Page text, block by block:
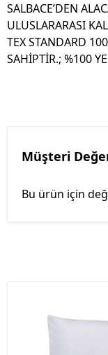
SALBACE’DEN
ULUSLARARASI
TEX STANDARD
SAHİPTİR.; %100
Müşteri
Bu ürün için